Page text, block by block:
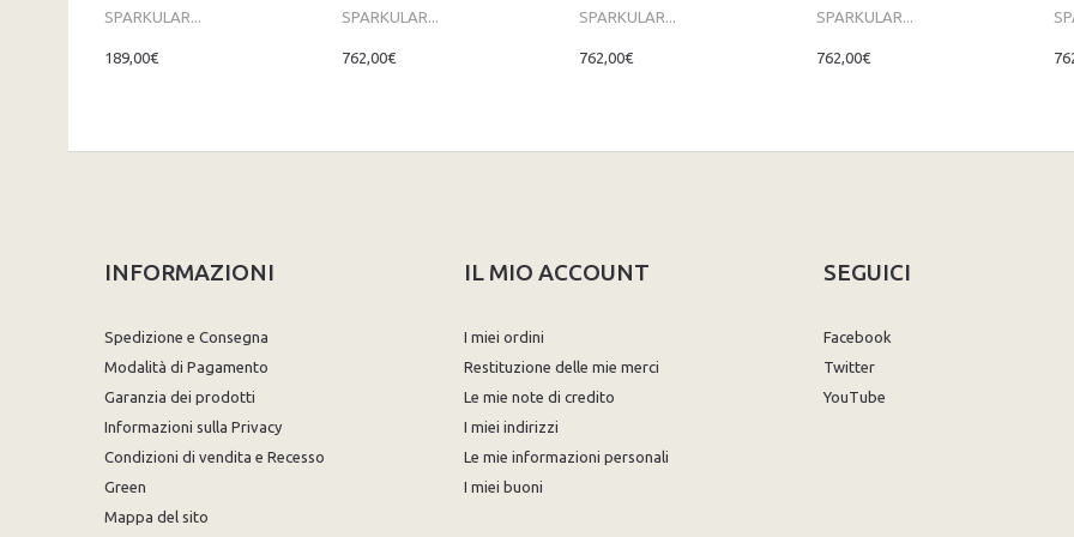
SPARKULAR...
189,00€
SPARKULAR...
762,00€
SPARKULAR...
762,00€
SPARKULAR...
762,00€
INFORMAZIONI
Spedizione e Consegna
Modalità di Pagamento
Garanzia dei prodotti
Informazioni sulla Privacy
Condizioni di vendita e Recesso
Green
Mappa del sito
IL MIO ACCOUNT
I miei ordini
Restituzione delle mie merci
Le mie note di credito
I miei indirizzi
Le mie informazioni personali
I miei buoni
SEGUICI
Facebook
Twitter
YouTube